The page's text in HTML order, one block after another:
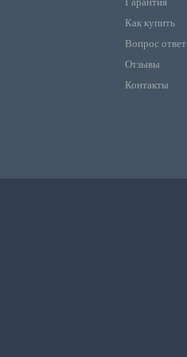
Как купить
Вопрос ответ
Отзывы
Контакты